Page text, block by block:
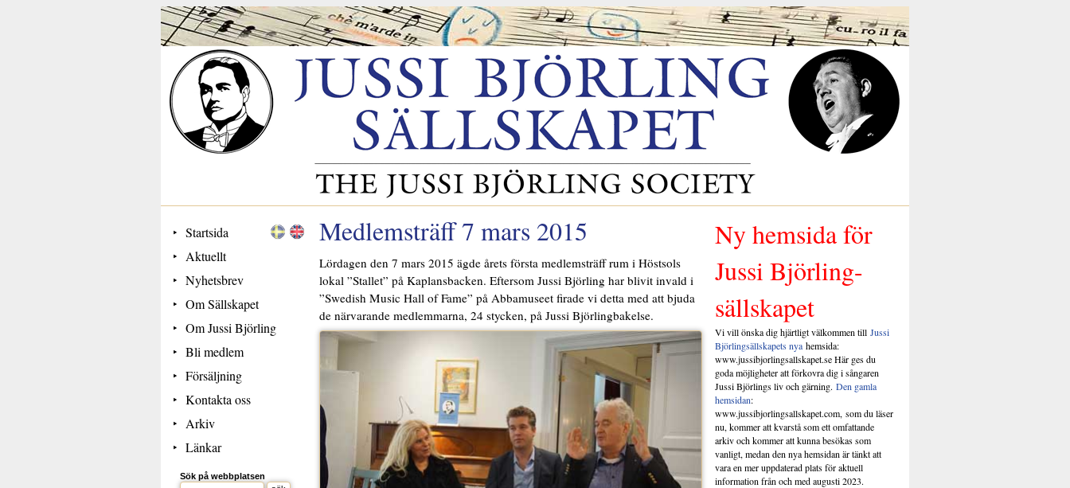
Startsida
Aktuellt
Nyhetsbrev
Om Sällskapet
Om Jussi Björling
Bli medlem
Försäljning
Kontakta oss
Arkiv
Länkar
Sök på webbplatsen
Medlemsträff 7 mars 2015
Lördagen den 7 mars 2015 ägde årets första medlemsträff rum i Höstsols
lokal ”Stallet” på Kaplansbacken. Eftersom Jussi Björling har blivit invald i
”Swedish Music Hall of Fame” på Abbamuseet firade vi detta med att bjuda
de närvarande medlemmarna, 24 stycken, på Jussi Björlingbakelse.
Ny hemsida för
Jussi Björling-
sällskapet
Vi vill önska dig hjärtligt välkommen till Jussi
Björlingsällskapets nyahemsida:
www.jussibjorlingsallskapet.se Här ges du
goda möjligheter att förkovra dig i sångaren
Jussi Björlings liv och gärning. Den gamla
hemsidan:
www.jussibjorlingsallskapet.com, som du läser
nu, kommer att kvarstå som ett omfattande
arkiv och kommer att kunna besökas som
vanligt, medan den nya hemsidan är tänkt att
vara en mer uppdaterad plats för aktuell
information från och med augusti 2023.